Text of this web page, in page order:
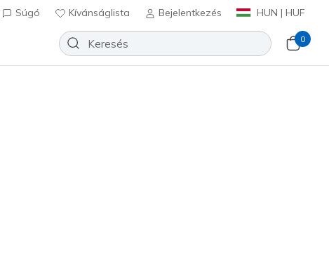
Súgó Kívánságlista Bejelentkezés HUN | HUF
0